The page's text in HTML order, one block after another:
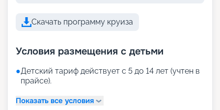
Скачать программу круиза
Условия размещения с детьми
●Детский тариф действует с 5 до 14 лет (учтен в
прайсе).
Показать все условия